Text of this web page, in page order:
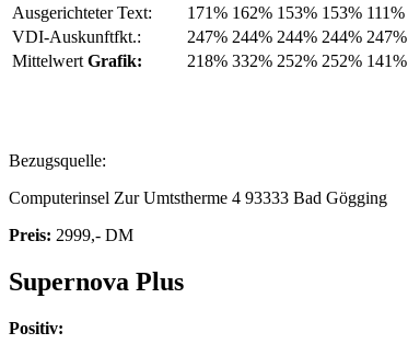
Ausgerichteter Text: 171% 162% 153% 153% 111%
VDI-Auskunftfkt.:
247% 244% 244% 244% 247%
Mittelwert Grafik: 218% 332% 252% 252% 141%
Bezugsquelle:
Computerinsel Zur Umtstherme 4 93333 Bad Gögging
Preis: 2999,- DM
Supernova Plus
Positiv: